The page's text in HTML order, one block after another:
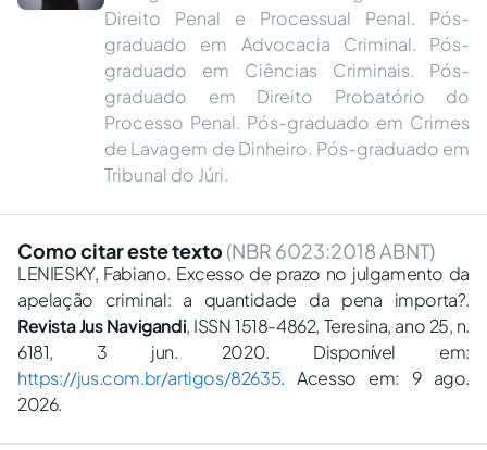
Direito Penal e Processual Penal. Pós-
graduado em Advocacia Criminal. Pós-
graduado em Ciências Criminais. Pós-
graduado em Direito Probatório do
Processo Penal. Pós-graduado em Crimes
de Lavagem de Dinheiro. Pós-graduado em
Tribunal do Júri.
Como citar este texto (NBR 6023:2018 ABNT)
LENIESKY, Fabiano. Excesso de prazo no julgamento da
apelação criminal: a quantidade da pena importa?.
Revista Jus Navigandi, ISSN 1518-4862, Teresina, ano 25, n.
6181, 3 jun. 2020. Disponível em:
https://jus.com.br/artigos/82635. Acesso em: 9 ago.
2026.